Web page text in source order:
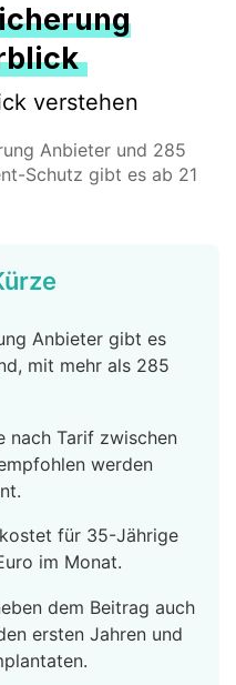
verstehen
Anbieter und 285
Schutz gibt es ab 21
Anbieter gibt es
mit mehr als 285
nach Tarif zwischen
werden
für 35-Jährige
im Monat.
dem Beitrag auch
ersten Jahren und